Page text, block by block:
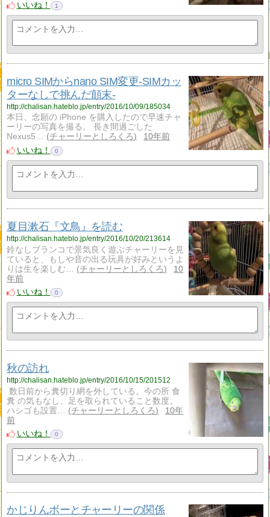
いいね！
1
micro SIMからnano SIM変更-SIMカッ
ターなしで挑んだ顛末-
http://chalisan.hateblo.jp/entry/2016/10/09/185034
本日、念願の iPhone を購入したので早速チャ
ーリーの写真を撮る。 長き間過ごした
Nexus5…
チャーリーとしろくろ
10年前
いいね！
0
夏目漱石『文鳥』を読む
http://chalisan.hateblo.jp/entry/2016/10/20/213614
鈴なしブランコで景気良く遊ぶチャーリーを見
ていると、もしや音の出る玩具が好みというよ
りは生を楽しむ…
チャーリーとしろくろ
10
年前
いいね！
0
秋の訪れ
http://chalisan.hateblo.jp/entry/2016/10/15/201512
数日前から糞切り網を外している。今の所 食
糞 の気もなし、足を取られていること数度。
ハシゴも設置…
チャーリーとしろくろ
10年
前
いいね！
0
かじりんボーとチャーリーの関係